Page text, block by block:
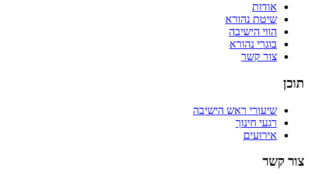
אודות
שיטת נהורא
הווי הישיבה
בוגרי נהורא
צור קשר
תוכן
שיעורי ראש הישיבה
רגעי חינוך
אירועים
צור קשר